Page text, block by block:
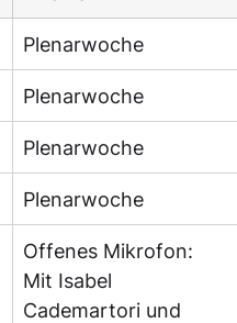
Plenarwoche
Plenarwoche
Plenarwoche
Plenarwoche
Offenes Mikrofon:
Mit Isabel
Cademartori und